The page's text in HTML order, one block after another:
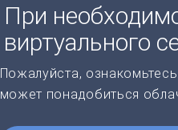
При
виртуального
Пожалуйста,
может понадобиться